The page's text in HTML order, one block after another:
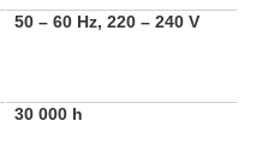
50 – 60 Hz, 220 – 240 V
30 000 h